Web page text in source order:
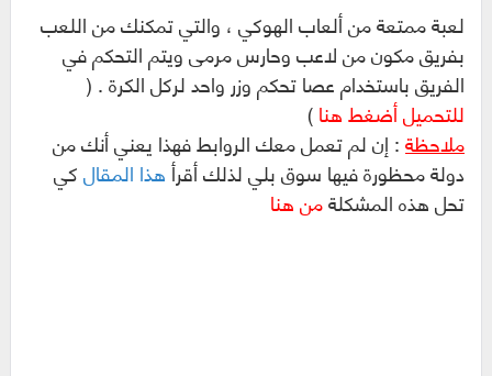
لعبة ممتعة من ألعاب الهوكي ، والتي تمكنك من اللعب
بفريق مكون من لاعب وحارس مرمى ويتم التحكم في
الفريق باستخدام عصا تحكم وزر واحد لركل الكرة . (
للتحميل أضغط هنا)
ملاحظة: إن لم تعمل معك الروابط فهذا يعني أنك من
دولة محظورة فيها سوق بلي لذلك أقرأهذا المقالكي
تحل هذه المشكلةمن هنا